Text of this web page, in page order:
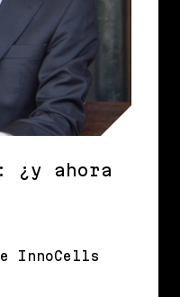
¿y ahora
InnoCells